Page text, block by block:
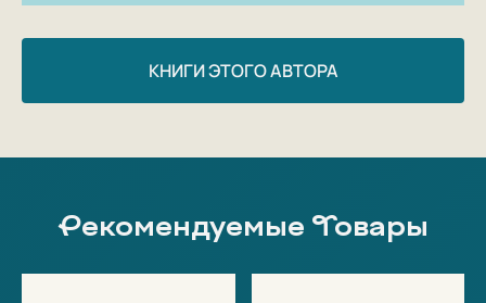
КНИГИ ЭТОГО АВТОРА
Рекомендуемые Товары